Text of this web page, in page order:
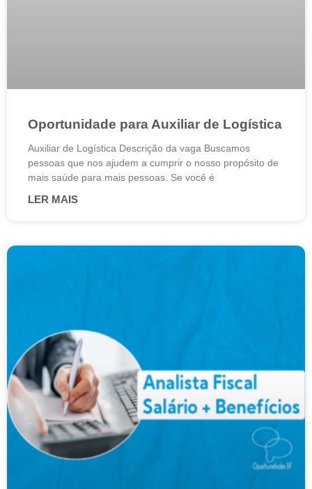
Oportunidade para Auxiliar de Logística
Auxiliar de Logística Descrição da vaga Buscamos
pessoas que nos ajudem a cumprir o nosso propósito de
mais saúde para mais pessoas. Se você é
LER MAIS